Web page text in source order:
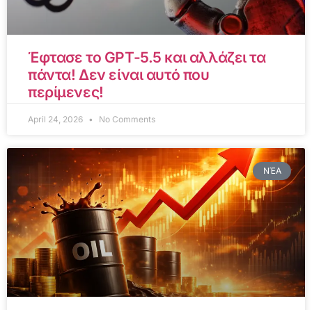
Έφτασε το GPT-5.5 και αλλάζει τα
πάντα! Δεν είναι αυτό που
περίμενες!
April 24, 2026 No Comments
ΝΈΑ